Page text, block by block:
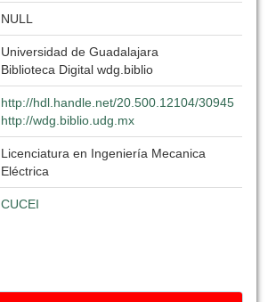
NULL
Universidad de Guadalajara
Biblioteca Digital wdg.biblio
http://hdl.handle.net/20.500.12104/30945
http://wdg.biblio.udg.mx
Licenciatura en Ingeniería Mecanica
Eléctrica
CUCEI